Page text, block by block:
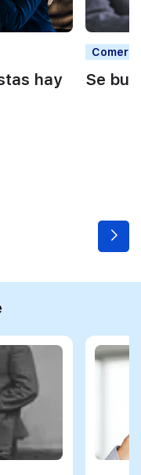
hay
Se